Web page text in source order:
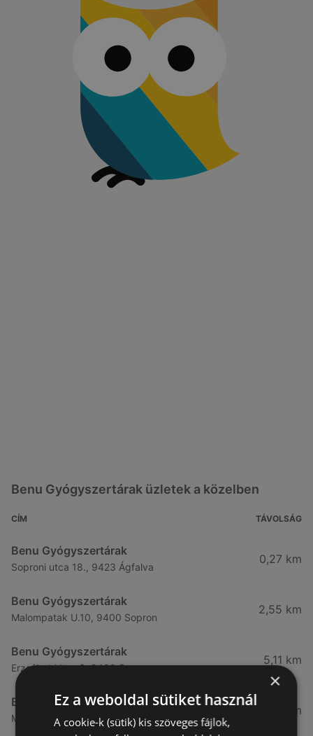
Benu Gyógyszertárak üzletek a közelben
CÍM TÁVOLSÁG
Benu Gyógyszertárak
Soproni utca 18., 9423 Ágfalva
0,27 km
Benu Gyógyszertárak
Malompatak U.10, 9400 Sopron
2,55 km
Benu Gyógyszertárak
Erzsébet Utca 6, 9400 Sopron
5,11 km
Benu Gyógyszertárak
Mátyás Király Utca 23, 9400 Sopron
5,24 km
×
Ez a weboldal sütiket használ
A cookie-k (sütik) kis szöveges fájlok,